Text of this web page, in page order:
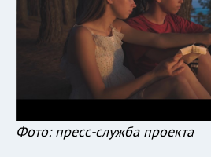
Фото: пресс-служба проекта